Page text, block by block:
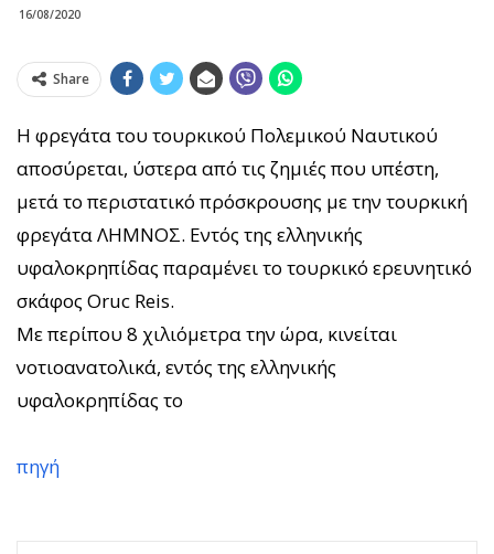
16/08/2020
Share
Η φρεγάτα του τουρκικού Πολεμικού Ναυτικού
αποσύρεται, ύστερα από τις ζημιές που υπέστη,
μετά το περιστατικό πρόσκρουσης με την τουρκική
φρεγάτα ΛΗΜΝΟΣ. Εντός της ελληνικής
υφαλοκρηπίδας παραμένει το τουρκικό ερευνητικό
σκάφος Oruc Reis.
Με περίπου 8 χιλιόμετρα την ώρα, κινείται
νοτιοανατολικά, εντός της ελληνικής
υφαλοκρηπίδας το
πηγή